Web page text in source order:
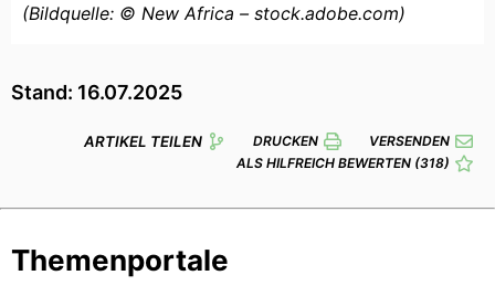
(Bildquelle: © New Africa – stock.adobe.com)
Stand: 16.07.2025
ARTIKEL TEILEN DRUCKEN
VERSENDEN
ALS HILFREICH BEWERTEN (318)
Themenportale